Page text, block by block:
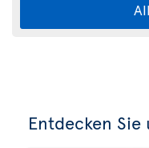
Entdecken Sie